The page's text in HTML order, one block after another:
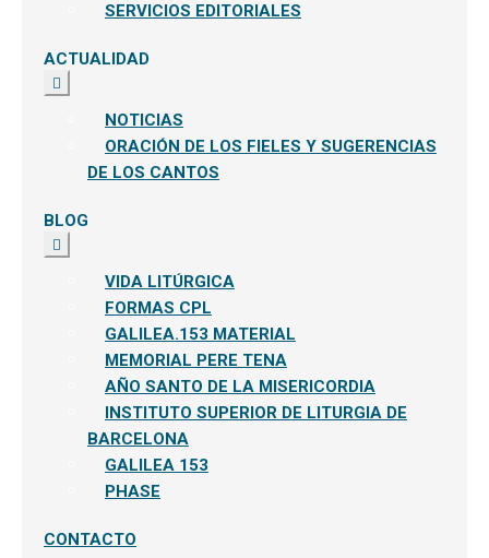
SERVICIOS EDITORIALES
ACTUALIDAD
Expandir
el
NOTICIAS
ORACIÓN DE LOS FIELES Y SUGERENCIAS
DE LOS CANTOS
BLOG
Expandir
el
VIDA LITÚRGICA
FORMAS CPL
GALILEA.153 MATERIAL
MEMORIAL PERE TENA
AÑO SANTO DE LA MISERICORDIA
INSTITUTO SUPERIOR DE LITURGIA DE
BARCELONA
GALILEA 153
PHASE
CONTACTO